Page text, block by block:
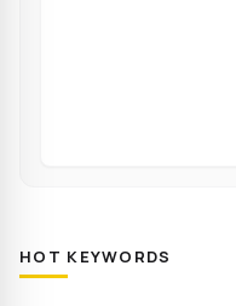
HOT KEYWORDS